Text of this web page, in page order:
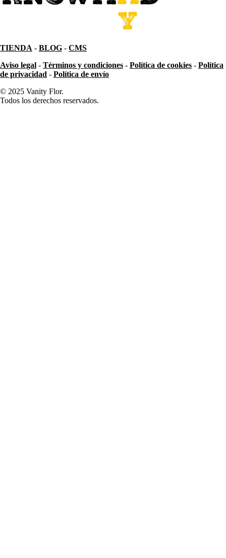
TIENDA - BLOG - CMS
Aviso legal - Términos y condiciones - Política de cookies - Política
de privacidad - Política de envío
© 2025 Vanity Flor.
Todos los derechos reservados.